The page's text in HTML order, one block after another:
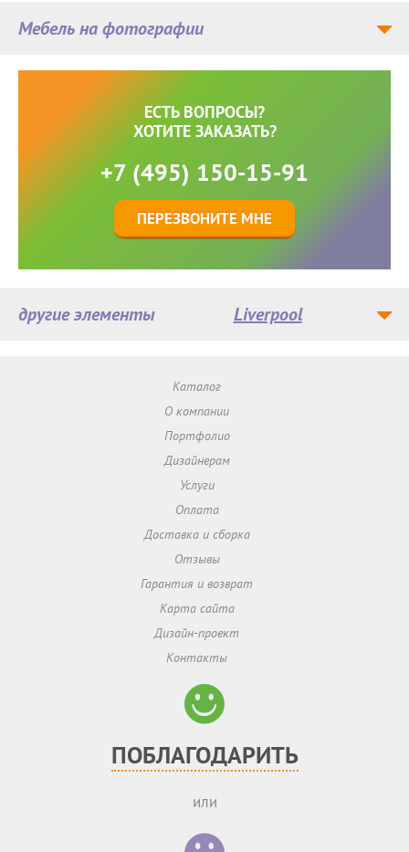
Мебель на фотографии
ЕСТЬ ВОПРОСЫ?
ХОТИТЕ ЗАКАЗАТЬ?
+7 (495) 150-15-91
ПЕРЕЗВОНИТЕ МНЕ
другие элементы Liverpool
Каталог
О компании
Портфолио
Дизайнерам
Услуги
Оплата
Доставка и сборка
Отзывы
Гарантия и возврат
Карта сайта
Дизайн-проект
Контакты
ПОБЛАГОДАРИТЬ
или